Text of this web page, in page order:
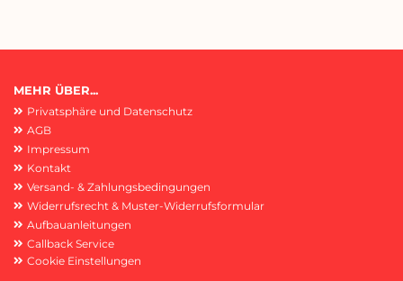
MEHR ÜBER...
Privatsphäre und Datenschutz
AGB
Impressum
Kontakt
Versand- & Zahlungsbedingungen
Widerrufsrecht & Muster-Widerrufsformular
Aufbauanleitungen
Callback Service
Cookie Einstellungen